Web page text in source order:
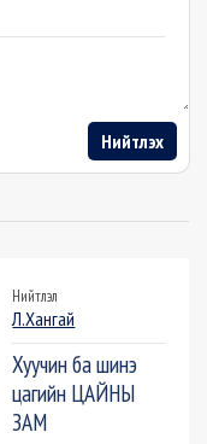
Нийтлэх
Нийтлэл
Л.Хангай
Хуучин ба шинэ
цагийн ЦАЙНЫ
ЗАМ